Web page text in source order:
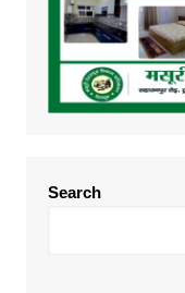
Search